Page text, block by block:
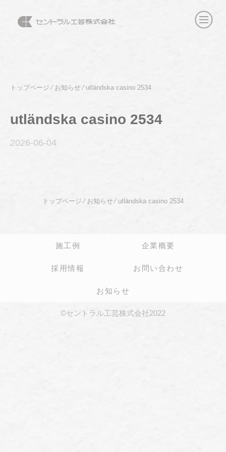
トップページ⁄ お知らせ⁄ utländska casino 2534
utländska casino 2534
2026-06-04
トップページ ⁄ お知らせ⁄ utländska casino 2534
施工例 企業概要
採用情報 お問い合わせ
お知らせ
©セントラル工芸株式会社2022